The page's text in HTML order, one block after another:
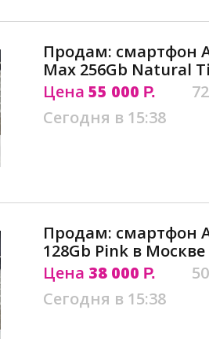
Продам: смартфон
Max 256Gb Natural
Цена 55 000 Р.
Сегодня в 15:38
Продам: смартфон
128Gb Pink в Москве
Цена 38 000 Р.
Сегодня в 15:38